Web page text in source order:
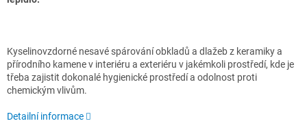
Kyselinovzdorné nesavé spárování obkladů a dlažeb z keramiky a
přírodního kamene v interiéru a exteriéru v jakémkoli prostředí, kde je
třeba zajistit dokonalé hygienické prostředí a odolnost proti
chemickým vlivům.
Detailní informace